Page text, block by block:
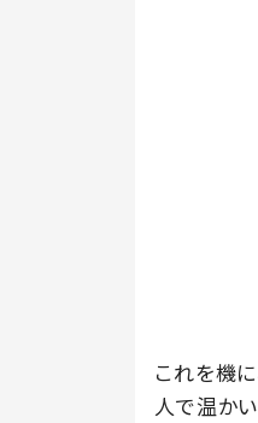
これを機
人で温か